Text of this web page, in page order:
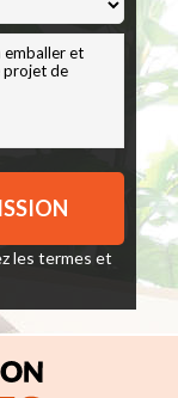
les termes et